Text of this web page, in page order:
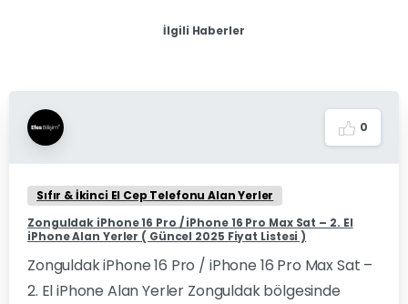
İlgili Haberler
0
Sıfır & İkinci El Cep Telefonu Alan Yerler
Zonguldak iPhone 16 Pro / iPhone 16 Pro Max Sat – 2. El
iPhone Alan Yerler ( Güncel 2025 Fiyat Listesi )
Zonguldak iPhone 16 Pro / iPhone 16 Pro Max Sat –
2. El iPhone Alan Yerler Zonguldak bölgesinde